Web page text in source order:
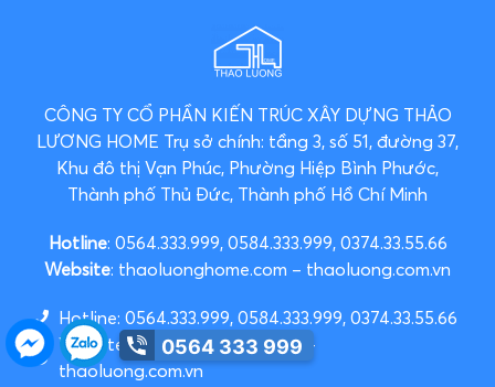
CÔNG TY CỔ PHẦN KIẾN TRÚC XÂY DỰNG THẢO
LƯƠNG HOME Trụ sở chính: tầng 3, số 51, đường 37,
Khu đô thị Vạn Phúc, Phường Hiệp Bình Phước,
Thành phố Thủ Đức, Thành phố Hồ Chí Minh
Hotline: 0564.333.999, 0584.333.999, 0374.33.55.66
Website: thaoluonghome.com – thaoluong.com.vn
Hotline: 0564.333.999, 0584.333.999, 0374.33.55.66
Website: thaoluonghome.com –
thaoluong.com.vn
0564 333 999